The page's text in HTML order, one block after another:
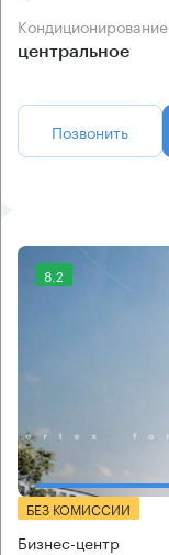
Кондиционирование
центральное
Позвонить
8.2
БЕЗ КОМИССИИ
Бизнес-центр